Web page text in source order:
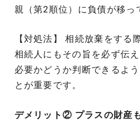
親（第2順位）に負債が移っ
【対処法】 相続放棄をする
相続人にもその旨を必ず伝
必要かどうか判断できるよ
とが重要です。
デメリット② プラスの財産